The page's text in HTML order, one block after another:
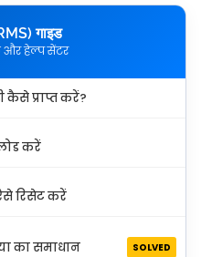
गाइड
और हेल्प सेंटर
कैसे प्राप्त करें?
करें
रिसेट करें
का समाधान SOLVED